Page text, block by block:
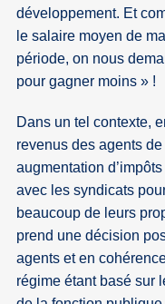
développement. Et
le salaire moyen de
période, on nous
pour gagner moins » !
Dans un tel contexte,
revenus des agents
augmentation
avec les syndicats
beaucoup de leurs
prend une décision
agents et en
régime étant basé sur